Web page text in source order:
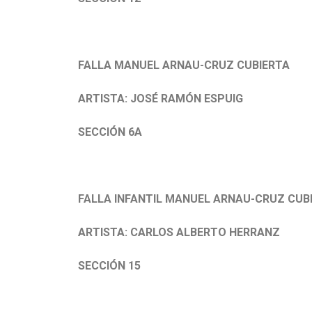
FALLA MANUEL ARNAU-CRUZ CUBIERTA
ARTISTA: JOSÉ RAMÓN ESPUIG
SECCIÓN 6A
FALLA INFANTIL MANUEL ARNAU-CRUZ
ARTISTA: CARLOS ALBERTO HERRANZ
SECCIÓN 15